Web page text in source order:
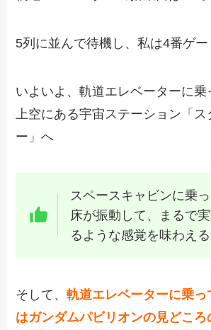
5列に並んで待機し、私は4番ゲ
いよいよ、軌道エレベーターに乗
上空にある宇宙ステーション「
ー」へ
スペースキャビンに乗
床が振動して、まるで
るような感覚を味わえる
そして、軌道エレベーターに乗
はガンダムパビリオンの見どころ